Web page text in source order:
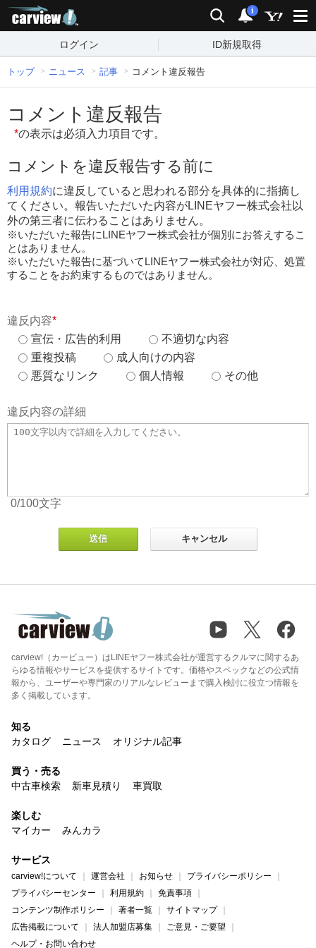
検索 通知
i
ログイン ID新規取得
トップ ニュース 記事 コメント違反報告
コメント違反報告
*の表示は必須入力項目です。
コメントを違反報告する前に
利用規約に違反していると思われる部分を具体的に指摘し
てください。報告いただいた内容がLINEヤフー株式会社以
外の第三者に伝わることはありません。
※いただいた報告にLINEヤフー株式会社が個別にお答えするこ
とはありません。
※いただいた報告に基づいてLINEヤフー株式会社が対応、処置
することをお約束するものではありません。
違反内容*
宣伝・広告的利用
不適切な内容
重複投稿
成人向けの内容
悪質なリンク
個人情報 その他
違反内容の詳細
0/100文字
carview!（カービュー）はLINEヤフー株式会社が運営するクルマに関するあ
らゆる情報やサービスを提供するサイトです。価格やスペックなどの公式情
報から、ユーザーや専門家のリアルなレビューまで購入検討に役立つ情報を
多く掲載しています。
知る
カタログ
ニュース オリジナル記事
買う・売る
中古車検索
新車見積り 車買取
楽しむ
マイカー
みんカラ
サービス
carview!について 運営会社 お知らせ
プライバシーポリシー
プライバシーセンター
利用規約
免責事項
コンテンツ制作ポリシー
著者一覧
サイトマップ
広告掲載について
法人加盟店募集
ご意見・ご要望
ヘルプ・お問い合わせ